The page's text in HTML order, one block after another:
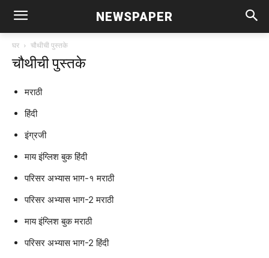
NEWSPAPER
घर चौथीची पुस्तके
चौथीची पुस्तके
मराठी
हिंदी
इंग्रजी
माय इंग्लिश बुक हिंदी
परिसर अभ्यास भाग-१ मराठी
परिसर अभ्यास भाग-2 मराठी
माय इंग्लिश बुक मराठी
परिसर अभ्यास भाग-2 हिंदी